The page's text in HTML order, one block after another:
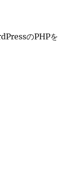
のPHPを